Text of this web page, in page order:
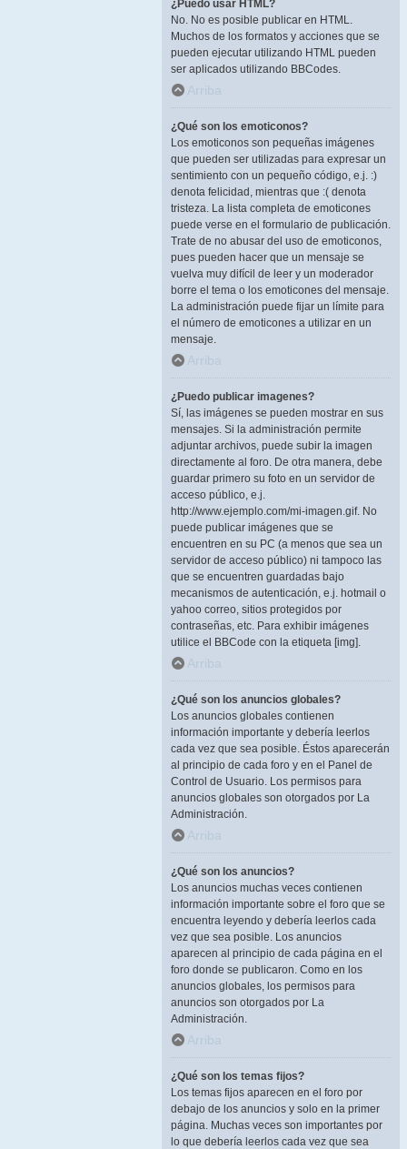
¿Puedo usar HTML?
No. No es posible publicar en HTML.
Muchos de los formatos y acciones que se
pueden ejecutar utilizando HTML pueden
ser aplicados utilizando BBCodes.
Arriba
¿Qué son los emoticonos?
Los emoticonos son pequeñas imágenes
que pueden ser utilizadas para expresar un
sentimiento con un pequeño código, e.j. :)
denota felicidad, mientras que :( denota
tristeza. La lista completa de emoticones
puede verse en el formulario de publicación.
Trate de no abusar del uso de emoticonos,
pues pueden hacer que un mensaje se
vuelva muy difícil de leer y un moderador
borre el tema o los emoticones del mensaje.
La administración puede fijar un límite para
el número de emoticones a utilizar en un
mensaje.
Arriba
¿Puedo publicar imagenes?
Sí, las imágenes se pueden mostrar en sus
mensajes. Si la administración permite
adjuntar archivos, puede subir la imagen
directamente al foro. De otra manera, debe
guardar primero su foto en un servidor de
acceso público, e.j.
http://www.ejemplo.com/mi-imagen.gif. No
puede publicar imágenes que se
encuentren en su PC (a menos que sea un
servidor de acceso público) ni tampoco las
que se encuentren guardadas bajo
mecanismos de autenticación, e.j. hotmail o
yahoo correo, sitios protegidos por
contraseñas, etc. Para exhibir imágenes
utilice el BBCode con la etiqueta [img].
Arriba
¿Qué son los anuncios globales?
Los anuncios globales contienen
información importante y debería leerlos
cada vez que sea posible. Éstos aparecerán
al principio de cada foro y en el Panel de
Control de Usuario. Los permisos para
anuncios globales son otorgados por La
Administración.
Arriba
¿Qué son los anuncios?
Los anuncios muchas veces contienen
información importante sobre el foro que se
encuentra leyendo y debería leerlos cada
vez que sea posible. Los anuncios
aparecen al principio de cada página en el
foro donde se publicaron. Como en los
anuncios globales, los permisos para
anuncios son otorgados por La
Administración.
Arriba
¿Qué son los temas fijos?
Los temas fijos aparecen en el foro por
debajo de los anuncios y solo en la primer
página. Muchas veces son importantes por
lo que debería leerlos cada vez que sea